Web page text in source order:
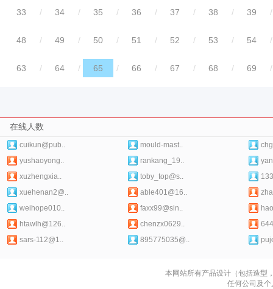
33 / 34 / 35 / 36 / 37 / 38 / 39 /
48 / 49 / 50 / 51 / 52 / 53 / 54 /
63 / 64 / 65 / 66 / 67 / 68 / 69 /
在线人数
cuikun@pub.. mould-mast..
yushaoyong..
rankang_19..
xuzhengxia..
toby_top@s..
xuehenan2@..
able401@16..
weihope010..
faxx99@sin..
htawlh@126..
chenzx0629..
sars-112@1..
895775035@..
本网站所有产品设计（包括造型
任何公司及